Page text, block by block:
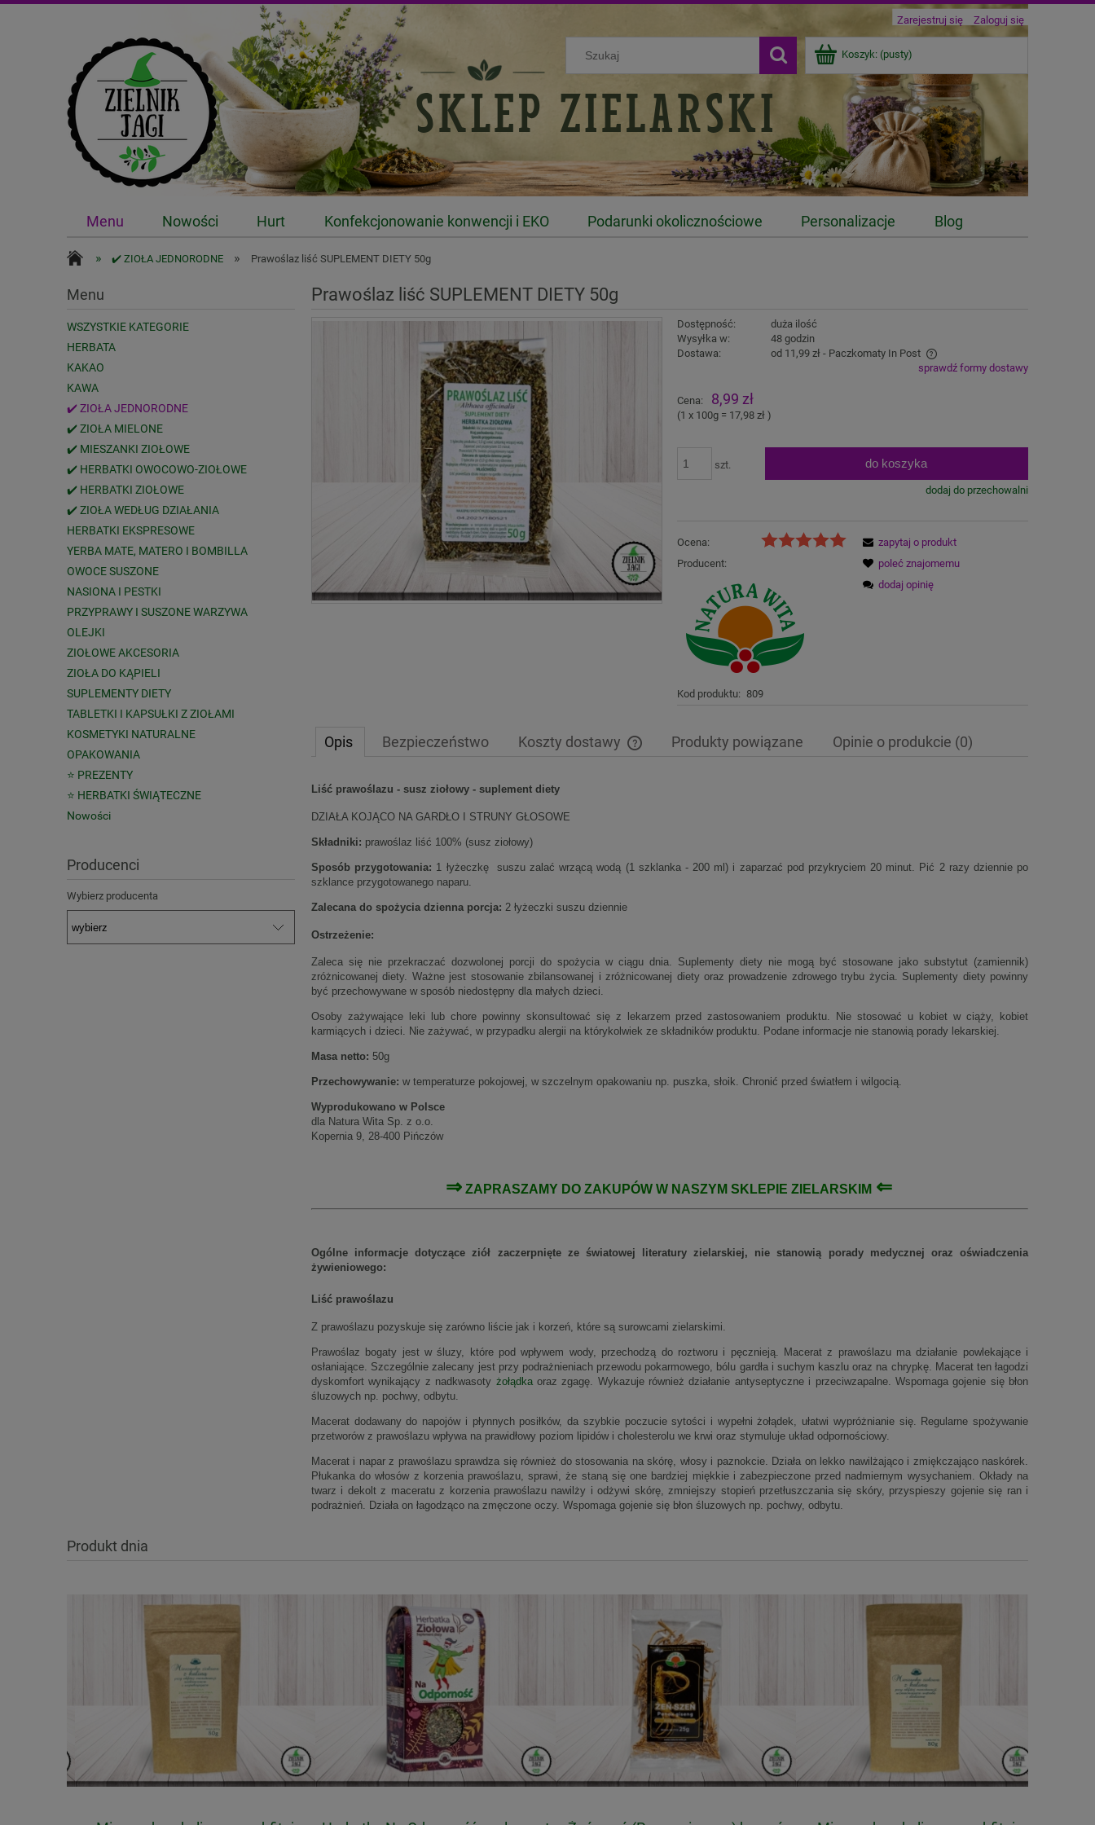
Zarejestruj się Zaloguj się
Koszyk: (pusty)
Menu Nowości Hurt Konfekcjonowanie konwencji i EKO Podarunki okolicznościowe Personalizacje Blog
» ✔️ ZIOŁA JEDNORODNE » Prawoślaz liść SUPLEMENT DIETY 50g
Menu
WSZYSTKIE KATEGORIE
HERBATA
KAKAO
KAWA
✔️ ZIOŁA JEDNORODNE
✔️ ZIOŁA MIELONE
✔️ MIESZANKI ZIOŁOWE
✔️ HERBATKI OWOCOWO-ZIOŁOWE
✔️ HERBATKI ZIOŁOWE
✔️ ZIOŁA WEDŁUG DZIAŁANIA
HERBATKI EKSPRESOWE
YERBA MATE, MATERO I BOMBILLA
OWOCE SUSZONE
NASIONA I PESTKI
PRZYPRAWY I SUSZONE WARZYWA
OLEJKI
ZIOŁOWE AKCESORIA
ZIOŁA DO KĄPIELI
SUPLEMENTY DIETY
TABLETKI I KAPSUŁKI Z ZIOŁAMI
KOSMETYKI NATURALNE
OPAKOWANIA
⭐ PREZENTY
⭐ HERBATKI ŚWIĄTECZNE
Nowości
Producenci
Wybierz producenta
Prawoślaz liść SUPLEMENT DIETY 50g
Dostępność:
duża ilość
Wysyłka w:
48 godzin
Dostawa:
od 11,99 zł - Paczkomaty In Post
Cena nie zawiera ewentualnych kosztów
płatności
sprawdź formy dostawy
Cena: 8,99 zł
(1x 100g = 17,98 zł)
szt. do koszyka
dodaj do przechowalni
Ocena:
Producent:
Kod produktu: 809
zapytaj o produkt
poleć znajomemu
dodaj opinię
Opis Bezpieczeństwo Koszty dostawy Produkty powiązane Opinie o produkcie (0)
Liść prawoślazu - susz ziołowy - suplement diety
DZIAŁA KOJĄCO NA GARDŁO I STRUNY GŁOSOWE
Składniki: prawoślaz liść 100% (susz ziołowy)
Sposób przygotowania: 1 łyżeczkę suszu zalać wrzącą wodą (1 szklanka - 200 ml) i zaparzać pod przykryciem 20 minut. Pić 2 razy dziennie po
szklance przygotowanego naparu.
Zalecana do spożycia dzienna porcja: 2 łyżeczki suszu dziennie
Ostrzeżenie:
Zaleca się nie przekraczać dozwolonej porcji do spożycia w ciągu dnia. Suplementy diety nie mogą być stosowane jako substytut (zamiennik)
zróżnicowanej diety. Ważne jest stosowanie zbilansowanej i zróżnicowanej diety oraz prowadzenie zdrowego trybu życia. Suplementy diety powinny
być przechowywane w sposób niedostępny dla małych dzieci.
Osoby zażywające leki lub chore powinny skonsultować się z lekarzem przed zastosowaniem produktu. Nie stosować u kobiet w ciąży, kobiet
karmiących i dzieci. Nie zażywać, w przypadku alergii na którykolwiek ze składników produktu. Podane informacje nie stanowią porady lekarskiej.
Masa netto: 50g
Przechowywanie: w temperaturze pokojowej, w szczelnym opakowaniu np. puszka, słoik. Chronić przed światłem i wilgocią.
Wyprodukowano w Polsce
dla Natura Wita Sp. z o.o.
Kopernia 9, 28-400 Pińczów
⇒ ZAPRASZAMY DO ZAKUPÓW W NASZYM SKLEPIE ZIELARSKIM ⇐
Ogólne informacje dotyczące ziół zaczerpnięte ze światowej literatury zielarskiej, nie stanowią porady medycznej oraz oświadczenia
żywieniowego:
Liść prawoślazu
Z prawoślazu pozyskuje się zarówno liście jak i korzeń, które są surowcami zielarskimi.
Prawoślaz bogaty jest w śluzy, które pod wpływem wody, przechodzą do roztworu i pęcznieją. Macerat z prawoślazu ma działanie powlekające i
osłaniające. Szczególnie zalecany jest przy podrażnieniach przewodu pokarmowego, bólu gardła i suchym kaszlu oraz na chrypkę. Macerat ten łagodzi
dyskomfort wynikający z nadkwasoty żołądkaoraz zgagę. Wykazuje również działanie antyseptyczne i przeciwzapalne. Wspomaga gojenie się błon
śluzowych np. pochwy, odbytu.
Macerat dodawany do napojów i płynnych posiłków, da szybkie poczucie sytości i wypełni żołądek, ułatwi wypróżnianie się. Regularne spożywanie
przetworów z prawoślazu wpływa na prawidłowy poziom lipidów i cholesterolu we krwi oraz stymuluje układ odpornościowy.
Macerat i napar z prawoślazu sprawdza się również do stosowania na skórę, włosy i paznokcie. Działa on lekko nawilżająco i zmiękczająco naskórek.
Płukanka do włosów z korzenia prawoślazu, sprawi, że staną się one bardziej miękkie i zabezpieczone przed nadmiernym wysychaniem. Okłady na
twarz i dekolt z maceratu z korzenia prawoślazu nawilży i odżywi skórę, zmniejszy stopień przetłuszczania się skóry, przyspieszy gojenie się ran i
podrażnień. Działa on łagodząco na zmęczone oczy. Wspomaga gojenie się błon śluzowych np. pochwy, odbytu.
Produkt dnia